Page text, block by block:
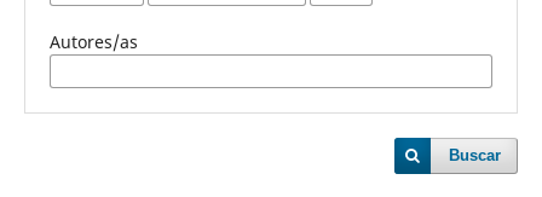
Autores/as
Buscar